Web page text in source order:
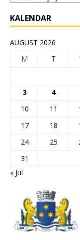
KALENDAR
AUGUST 2026
M
T
3
4
10
11
17
18
24
25
31
« Jul